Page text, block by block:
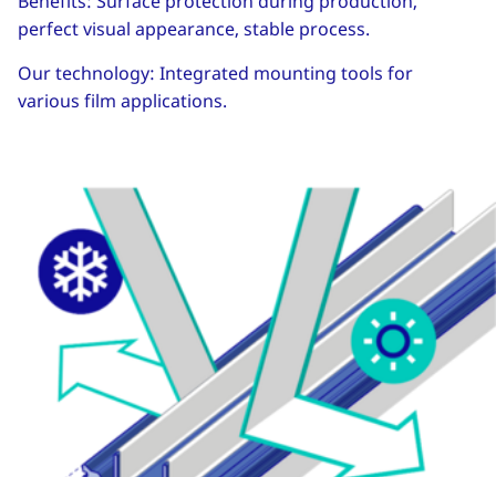
perfect visual appearance, stable process.
Our technology: Integrated mounting tools for
various film applications.